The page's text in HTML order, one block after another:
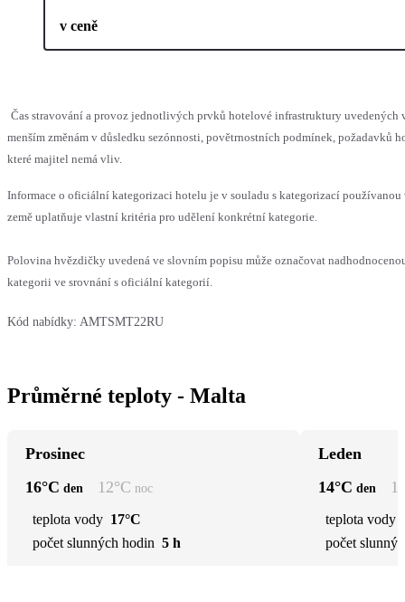
v ceně
Čas stravování a provoz jednotlivých prvků hotelové infrastruktury uvedených
menším změnám v důsledku sezónnosti, povětrnostních podmínek, požadavků
které majitel nemá vliv.
Informace o oficiální kategorizaci hotelu je v souladu s kategorizací používanou
země uplatňuje vlastní kritéria pro udělení konkrétní kategorie.
Polovina hvězdičky uvedená ve slovním popisu může označovat
kategorii ve srovnání s oficiální kategorií.
Kód nabídky: AMTSMT22RU
Průměrné teploty - Malta
Prosinec
16°C den 12°C noc
teplota vody 17°C
počet slunných hodin 5 h
Leden
14°C den
teplota vody
počet